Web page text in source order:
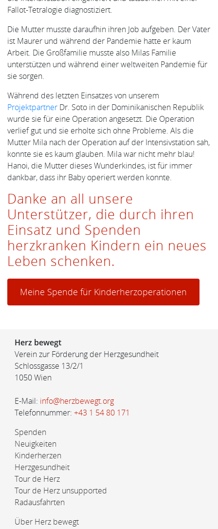
Fallot-Tetralogie diagnostiziert.
Die Mutter musste daraufhin ihren Job aufgeben. Der Vater
ist Maurer und während der Pandemie hatte er kaum
Arbeit. Die Großfamilie musste also Milas Familie
unterstützen und während einer weltweiten Pandemie für
sie sorgen.
Während des letzten Einsatzes von unserem
Projektpartner Dr. Soto in der Dominikanischen Republik
wurde sie für eine Operation angesetzt. Die Operation
verlief gut und sie erholte sich ohne Probleme. Als die
Mutter Mila nach der Operation auf der Intensivstation sah,
konnte sie es kaum glauben. Mila war nicht mehr blau!
Hanoi, die Mutter dieses Wunderkindes, ist für immer
dankbar, dass ihr Baby operiert werden konnte.
Danke an all unsere
Unterstützer, die durch ihren
Einsatz und Spenden
herzkranken Kindern ein neues
Leben schenken.
Meine Spende für Kinderherzoperationen
Herz bewegt
Verein zur Förderung der Herzgesundheit
Schlossgasse 13/2/1
1050 Wien
E-Mail: info@herzbewegt.org
Telefonnummer: +43 1 54 80 171
Spenden
Neuigkeiten
Kinderherzen
Herzgesundheit
Tour de Herz
Tour de Herz unsupported
Radausfahrten
Über Herz bewegt